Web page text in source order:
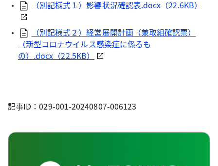
（別記様式１）影響状況確認表.docx（22.6KB）
（別記様式２）経営展開計画（兼取組確認票）
（新型コロナウイルス感染症に係るも
の）.docx（22.5KB）
記事ID：029-001-20240807-006123